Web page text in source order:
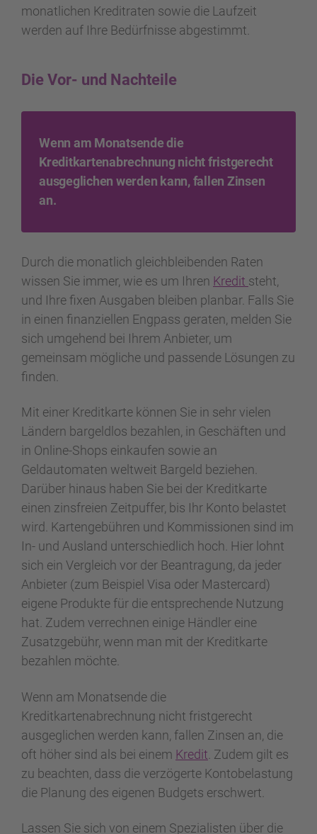
monatlichen Kreditraten sowie die Laufzeit
werden auf Ihre Bedürfnisse abgestimmt.
Die Vor- und Nachteile
Wenn am Monatsende die
Kreditkartenabrechnung nicht fristgerecht
ausgeglichen werden kann, fallen Zinsen
an.
Durch die monatlich gleichbleibenden Raten
wissen Sie immer, wie es um Ihren Kredit steht,
und Ihre fixen Ausgaben bleiben planbar. Falls Sie
in einen finanziellen Engpass geraten, melden Sie
sich umgehend bei Ihrem Anbieter, um
gemeinsam mögliche und passende Lösungen zu
finden.
Mit einer Kreditkarte können Sie in sehr vielen
Ländern bargeldlos bezahlen, in Geschäften und
in Online-Shops einkaufen sowie an
Geldautomaten weltweit Bargeld beziehen.
Darüber hinaus haben Sie bei der Kreditkarte
einen zinsfreien Zeitpuffer, bis Ihr Konto belastet
wird. Kartengebühren und Kommissionen sind im
In- und Ausland unterschiedlich hoch. Hier lohnt
sich ein Vergleich vor der Beantragung, da jeder
Anbieter (zum Beispiel Visa oder Mastercard)
eigene Produkte für die entsprechende Nutzung
hat. Zudem verrechnen einige Händler eine
Zusatzgebühr, wenn man mit der Kreditkarte
bezahlen möchte.
Wenn am Monatsende die
Kreditkartenabrechnung nicht fristgerecht
ausgeglichen werden kann, fallen Zinsen an, die
oft höher sind als bei einem Kredit . Zudem gilt es
zu beachten, dass die verzögerte Kontobelastung
die Planung des eigenen Budgets erschwert.
Lassen Sie sich von einem Spezialisten über die